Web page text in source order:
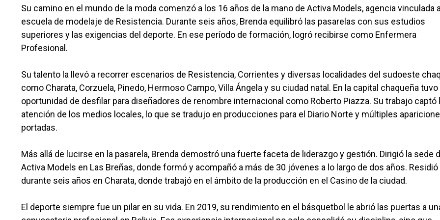
Su camino en el mundo de la moda comenzó a los 16 años de la mano de Activa Models, agencia vinculada
escuela de modelaje de Resistencia. Durante seis años, Brenda equilibró las pasarelas con sus estudios
superiores y las exigencias del deporte. En ese período de formación, logró recibirse como Enfermera
Profesional.
Su talento la llevó a recorrer escenarios de Resistencia, Corrientes y diversas localidades del sudoeste
como Charata, Corzuela, Pinedo, Hermoso Campo, Villa Ángela y su ciudad natal. En la capital chaqueña tuvo
oportunidad de desfilar para diseñadores de renombre internacional como Roberto Piazza. Su trabajo captó
atención de los medios locales, lo que se tradujo en producciones para el Diario Norte y múltiples
portadas.
Más allá de lucirse en la pasarela, Brenda demostró una fuerte faceta de liderazgo y gestión. Dirigió la sede
Activa Models en Las Breñas, donde formó y acompañó a más de 30 jóvenes a lo largo de dos años. Residió
durante seis años en Charata, donde trabajó en el ámbito de la producción en el Casino de la ciudad.
El deporte siempre fue un pilar en su vida. En 2019, su rendimiento en el básquetbol le abrió las puertas a